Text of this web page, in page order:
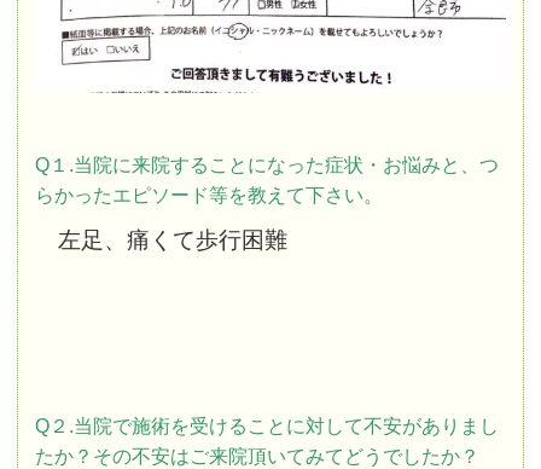
Q１.当院に来院することになった症状・お悩みと、つ
らかったエピソード等を教えて下さい。
左足、痛くて歩行困難
Q２.当院で施術を受けることに対して不安がありまし
たか？その不安はご来院頂いてみてどうでしたか？